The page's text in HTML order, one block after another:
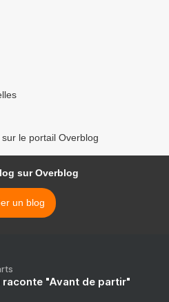
le portail Overblog
sur Overblog
un blog
raconte "Avant de partir"